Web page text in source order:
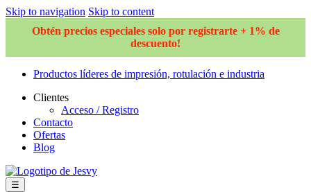
Skip to navigation Skip to content
Obtén precios especiales solo por registrarte + 1% de
descuento!
Productos líderes de impresión, rotulación e industria
Clientes
Acceso / Registro
Contacto
Ofertas
Blog
☰